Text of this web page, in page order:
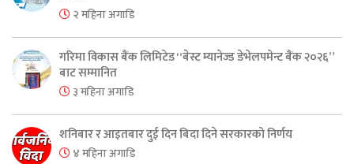
२ महिना अगाडि
गरिमा विकास बैंक लिमिटेड “बेस्ट म्यानेज्ड डेभेलपमेन्ट बैंक २०२६”
बाट सम्मानित
३ महिना अगाडि
शनिबार र आइतबार दुई दिन बिदा दिने सरकारको निर्णय
४ महिना अगाडि